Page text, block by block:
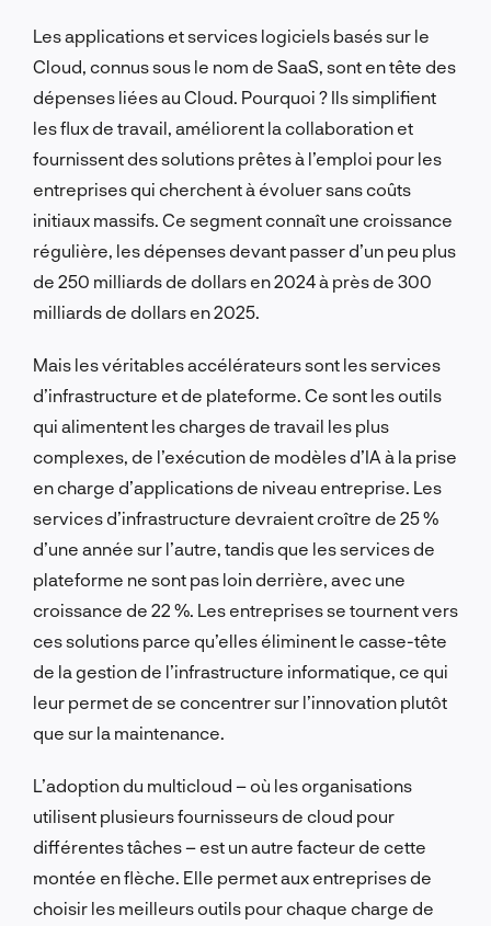
Les applications et services logiciels basés sur le
Cloud, connus sous le nom de SaaS, sont en tête des
dépenses liées au Cloud. Pourquoi ? Ils simplifient
les flux de travail, améliorent la collaboration et
fournissent des solutions prêtes à l’emploi pour les
entreprises qui cherchent à évoluer sans coûts
initiaux massifs. Ce segment connaît une croissance
régulière, les dépenses devant passer d’un peu plus
de 250 milliards de dollars en 2024 à près de 300
milliards de dollars en 2025.
Mais les véritables accélérateurs sont les services
d’infrastructure et de plateforme. Ce sont les outils
qui alimentent les charges de travail les plus
complexes, de l’exécution de modèles d’IA à la prise
en charge d’applications de niveau entreprise. Les
services d’infrastructure devraient croître de 25 %
d’une année sur l’autre, tandis que les services de
plateforme ne sont pas loin derrière, avec une
croissance de 22 %. Les entreprises se tournent vers
ces solutions parce qu’elles éliminent le casse-tête
de la gestion de l’infrastructure informatique, ce qui
leur permet de se concentrer sur l’innovation plutôt
que sur la maintenance.
L’adoption du multicloud – où les organisations
utilisent plusieurs fournisseurs de cloud pour
différentes tâches – est un autre facteur de cette
montée en flèche. Elle permet aux entreprises de
choisir les meilleurs outils pour chaque charge de